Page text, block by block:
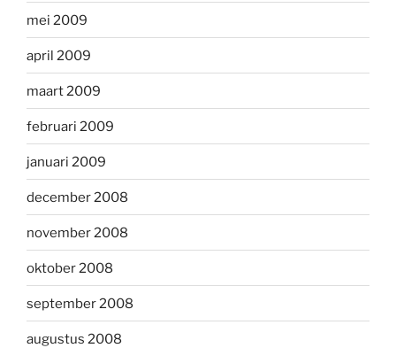
mei 2009
april 2009
maart 2009
februari 2009
januari 2009
december 2008
november 2008
oktober 2008
september 2008
augustus 2008